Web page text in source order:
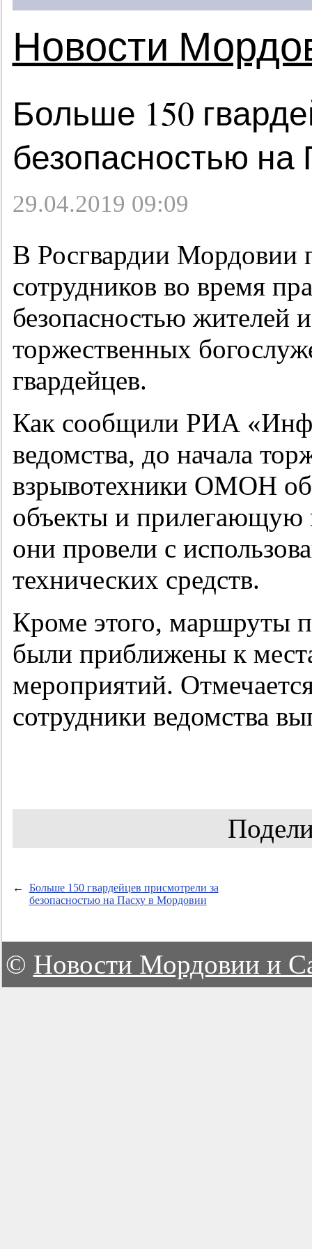
Новости
Больше 150
безопасностью
29.04.2019 09:09
В Росгвардии Мордовии
сотрудников во время
безопасностью жителей
торжественных
гвардейцев.
Как сообщили РИА
ведомства, до начала
взрывотехники ОМОН
объекты и прилегающую
они провели с
технических средств.
Кроме этого, маршруты
были приближены к
мероприятий.
сотрудники ведомства
←
Больше 150 гвардейцев присмотрели за
безопасностью на Пасху в Мордовии
© Новости Мордовии и